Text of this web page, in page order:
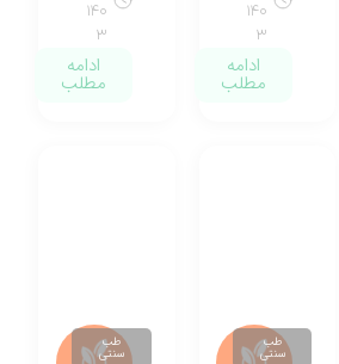
۱۴۰
۳
ادامه
مطلب
۱۴۰
۳
ادامه
مطلب
طب
سنتی
طب
سنتی